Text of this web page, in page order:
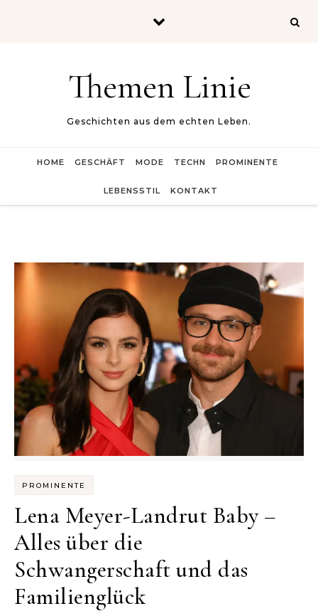
Themen Linie
Geschichten aus dem echten Leben.
HOME GESCHÄFT MODE TECHN PROMINENTE
LEBENSSTIL KONTAKT
PROMINENTE
Lena Meyer-Landrut Baby –
Alles über die
Schwangerschaft und das
Familienglück